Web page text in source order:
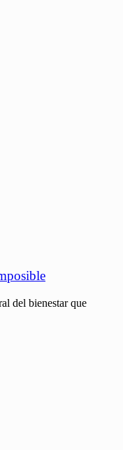
del bienestar que